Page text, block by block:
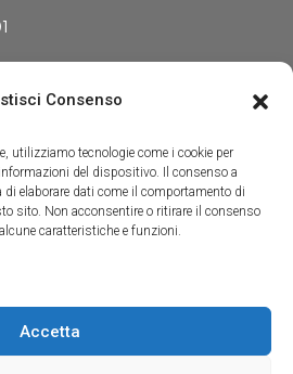
Consenso
utilizziamo tecnologie come i cookie per
del dispositivo. Il consenso a
di elaborare dati come il comportamento di
sito. Non acconsentire o ritirare il consenso
caratteristiche e funzioni.
Accetta
Aperti